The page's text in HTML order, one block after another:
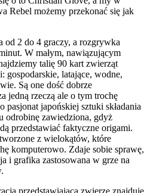
Rebel możemy przekonać się jak
od 2 do 4 graczy, a rozgrywka
W małym, nawiązującym
talię 90 kart zwierząt
gospodarskie, latające, wodne,
Są one dość dobrze
jedną rzeczą ale o tym trochę
pasjonat japońskiej sztuki składania
odrobinę zawiedziona, gdyż
przedstawiać faktyczne origami.
z wielokątów, które
komputerowo. Zdaje sobie sprawę,
i grafika zastosowana w grze na
przedstawiającą zwierzę znajduje